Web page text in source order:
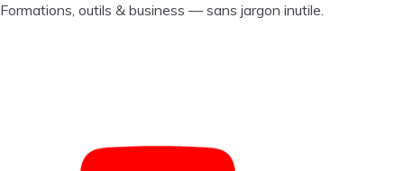
Formations, outils & business — sans jargon inutile.